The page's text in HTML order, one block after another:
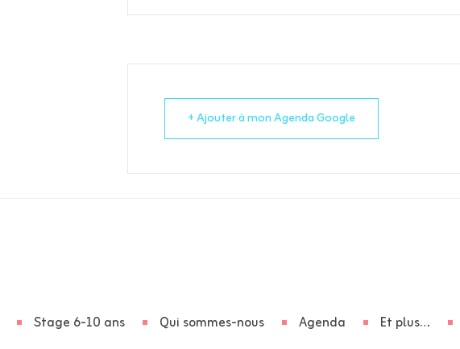
+ Ajouter à mon Agenda Google
Stage 6-10 ans Qui sommes-nous Agenda Et plus…